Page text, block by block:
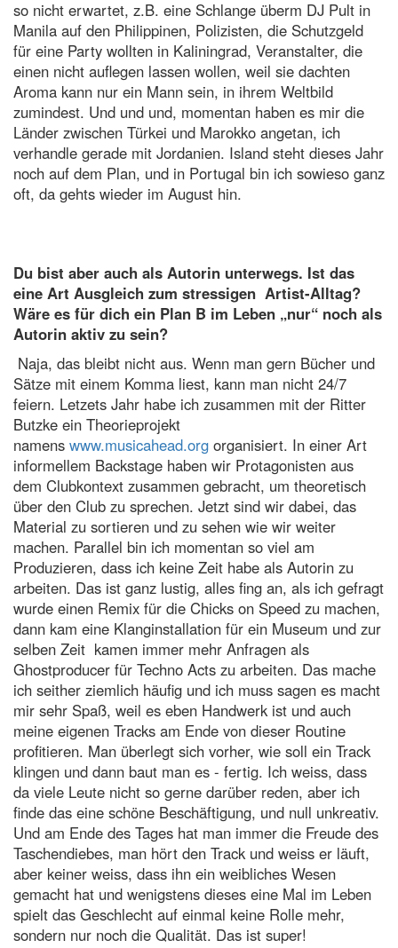
so nicht erwartet, z.B. eine Schlange überm DJ Pult in
Manila auf den Philippinen, Polizisten, die Schutzgeld
für eine Party wollten in Kaliningrad, Veranstalter, die
einen nicht auflegen lassen wollen, weil sie dachten
Aroma kann nur ein Mann sein, in ihrem Weltbild
zumindest. Und und und, momentan haben es mir die
Länder zwischen Türkei und Marokko angetan, ich
verhandle gerade mit Jordanien. Island steht dieses Jahr
noch auf dem Plan, und in Portugal bin ich sowieso ganz
oft, da gehts wieder im August hin.
Du bist aber auch als Autorin unterwegs. Ist das
eine Art Ausgleich zum stressigen Artist-Alltag?
Wäre es für dich ein Plan B im Leben „nur“ noch als
Autorin aktiv zu sein?
Naja, das bleibt nicht aus. Wenn man gern Bücher und
Sätze mit einem Komma liest, kann man nicht 24/7
feiern. Letzets Jahr habe ich zusammen mit der Ritter
Butzke ein Theorieprojekt
namens www.musicahead.org organisiert. In einer Art
informellem Backstage haben wir Protagonisten aus
dem Clubkontext zusammen gebracht, um theoretisch
über den Club zu sprechen. Jetzt sind wir dabei, das
Material zu sortieren und zu sehen wie wir weiter
machen. Parallel bin ich momentan so viel am
Produzieren, dass ich keine Zeit habe als Autorin zu
arbeiten. Das ist ganz lustig, alles fing an, als ich gefragt
wurde einen Remix für die Chicks on Speed zu machen,
dann kam eine Klanginstallation für ein Museum und zur
selben Zeit kamen immer mehr Anfragen als
Ghostproducer für Techno Acts zu arbeiten. Das mache
ich seither ziemlich häufig und ich muss sagen es macht
mir sehr Spaß, weil es eben Handwerk ist und auch
meine eigenen Tracks am Ende von dieser Routine
profitieren. Man überlegt sich vorher, wie soll ein Track
klingen und dann baut man es - fertig. Ich weiss, dass
da viele Leute nicht so gerne darüber reden, aber ich
finde das eine schöne Beschäftigung, und null unkreativ.
Und am Ende des Tages hat man immer die Freude des
Taschendiebes, man hört den Track und weiss er läuft,
aber keiner weiss, dass ihn ein weibliches Wesen
gemacht hat und wenigstens dieses eine Mal im Leben
spielt das Geschlecht auf einmal keine Rolle mehr,
sondern nur noch die Qualität. Das ist super!